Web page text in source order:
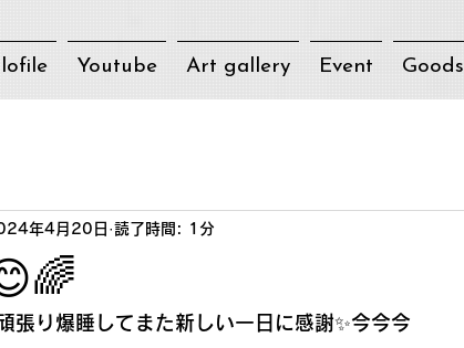
Youtube Art gallery Event Goods
年4月20日 読了時間: 1分
張り爆睡してまた新しい一日に感謝✨今今今